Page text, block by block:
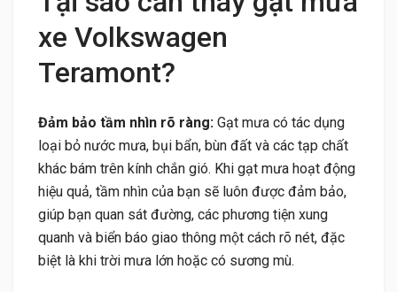
xe Volkswagen
Teramont?
Đảm bảo tầm nhìn rõ ràng: Gạt mưa có tác dụng
loại bỏ nước mưa, bụi bẩn, bùn đất và các tạp chất
khác bám trên kính chắn gió. Khi gạt mưa hoạt động
hiệu quả, tầm nhìn của bạn sẽ luôn được đảm bảo,
giúp bạn quan sát đường, các phương tiện xung
quanh và biển báo giao thông một cách rõ nét, đặc
biệt là khi trời mưa lớn hoặc có sương mù.